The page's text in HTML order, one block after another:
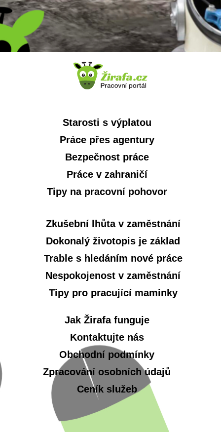
Starosti s výplatou
Práce přes agentury
Bezpečnost práce
Práce v zahraničí
Tipy na pracovní pohovor
Zkušební lhůta v zaměstnání
Dokonalý životopis je základ
Trable s hledáním nové práce
Nespokojenost v zaměstnání
Tipy pro pracující maminky
Jak Žirafa funguje
Kontaktujte nás
Obchodní podmínky
Zpracování osobních údajů
Ceník služeb